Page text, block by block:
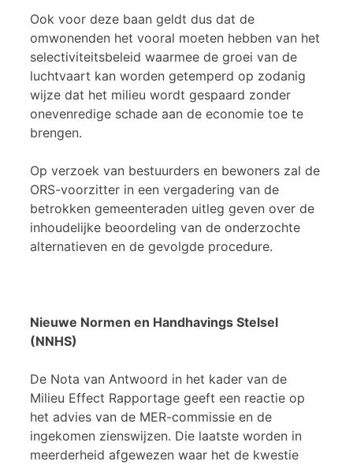
Ook voor deze baan geldt dus dat de
omwonenden het vooral moeten hebben van het
selectiviteitsbeleid waarmee de groei van de
luchtvaart kan worden getemperd op zodanig
wijze dat het milieu wordt gespaard zonder
onevenredige schade aan de economie toe te
brengen.
Op verzoek van bestuurders en bewoners zal de
ORS-voorzitter in een vergadering van de
betrokken gemeenteraden uitleg geven over de
inhoudelijke beoordeling van de onderzochte
alternatieven en de gevolgde procedure.
Nieuwe Normen en Handhavings Stelsel
(NNHS)
De Nota van Antwoord in het kader van de
Milieu Effect Rapportage geeft een reactie op
het advies van de MER-commissie en de
ingekomen zienswijzen. Die laatste worden in
meerderheid afgewezen waar het de kwestie